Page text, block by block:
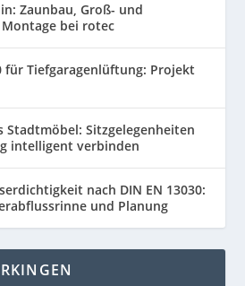
Zaunbau, Groß- und
bei rotec
für Tiefgaragenlüftung: Projekt
Stadtmöbel: Sitzgelegenheiten
intelligent verbinden
nach DIN EN 13030:
und Planung